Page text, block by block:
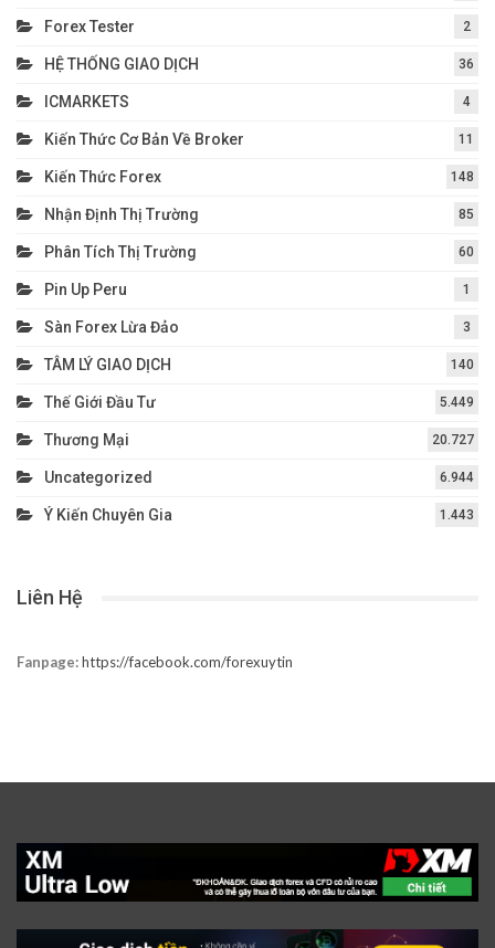
Forex Tester 2
HỆ THỐNG GIAO DỊCH 36
ICMARKETS 4
Kiến Thức Cơ Bản Về Broker 11
Kiến Thức Forex 148
Nhận Định Thị Trường 85
Phân Tích Thị Trường 60
Pin Up Peru 1
Sàn Forex Lừa Đảo 3
TÂM LÝ GIAO DỊCH 140
Thế Giới Đầu Tư 5.449
Thương Mại 20.727
Uncategorized 6.944
Ý Kiến Chuyên Gia 1.443
Liên Hệ
Fanpage:https://facebook.com/forexuytin